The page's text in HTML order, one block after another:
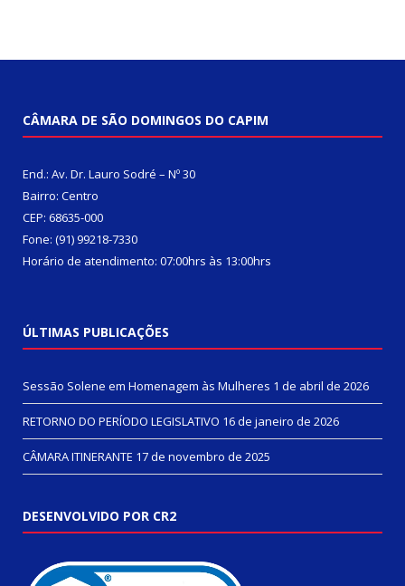
CÂMARA DE SÃO DOMINGOS DO CAPIM
End.: Av. Dr. Lauro Sodré – Nº 30
Bairro: Centro
CEP: 68635-000
Fone: (91) 99218-7330
Horário de atendimento: 07:00hrs às 13:00hrs
ÚLTIMAS PUBLICAÇÕES
Sessão Solene em Homenagem às Mulheres 1 de abril de 2026
RETORNO DO PERÍODO LEGISLATIVO 16 de janeiro de 2026
CÂMARA ITINERANTE 17 de novembro de 2025
DESENVOLVIDO POR CR2